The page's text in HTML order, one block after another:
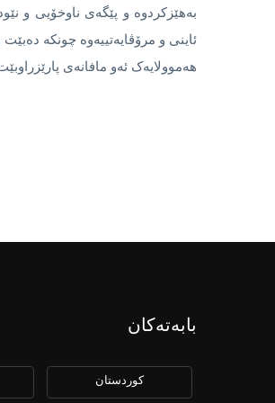
بەهێزکردوە و پێگەى ناوخۆیی و
ئاینی و مرۆڤایەتییەوە چونکە
هەموولایەک ئەو مافانەى
بابەتەکان
كوردستان